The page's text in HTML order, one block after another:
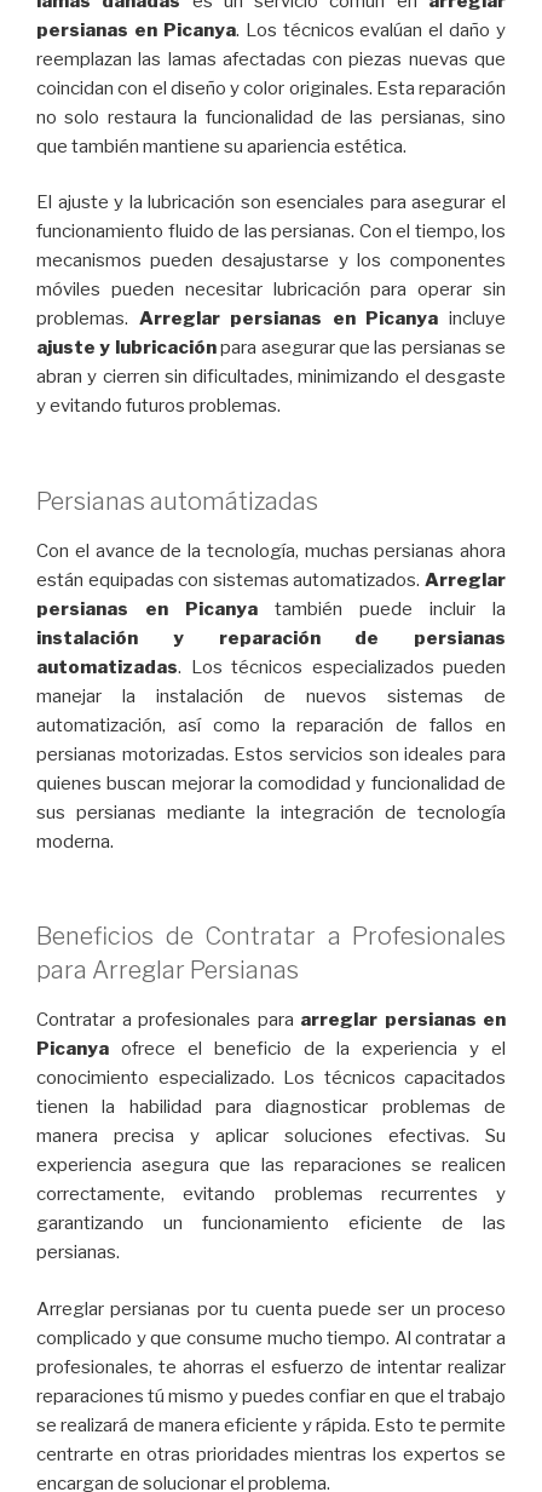
persianas en Picanya. Los técnicos evalúan el daño y
reemplazan las lamas afectadas con piezas nuevas que
coincidan con el diseño y color originales. Esta reparación
no solo restaura la funcionalidad de las persianas, sino
que también mantiene su apariencia estética.
El ajuste y la lubricación son esenciales para asegurar el
funcionamiento fluido de las persianas. Con el tiempo, los
mecanismos pueden desajustarse y los componentes
móviles pueden necesitar lubricación para operar sin
problemas. Arreglar persianas en Picanya incluye
ajuste y lubricaciónpara asegurar que las persianas se
abran y cierren sin dificultades, minimizando el desgaste
y evitando futuros problemas.
Persianas automátizadas
Con el avance de la tecnología, muchas persianas ahora
están equipadas con sistemas automatizados. Arreglar
persianas en Picanya también puede incluir la
instalación y reparación de persianas
automatizadas. Los técnicos especializados pueden
manejar la instalación de nuevos sistemas de
automatización, así como la reparación de fallos en
persianas motorizadas. Estos servicios son ideales para
quienes buscan mejorar la comodidad y funcionalidad de
sus persianas mediante la integración de tecnología
moderna.
Beneficios de Contratar a Profesionales
para Arreglar Persianas
Contratar a profesionales para arreglar persianas en
Picanya ofrece el beneficio de la experiencia y el
conocimiento especializado. Los técnicos capacitados
tienen la habilidad para diagnosticar problemas de
manera precisa y aplicar soluciones efectivas. Su
experiencia asegura que las reparaciones se realicen
correctamente, evitando problemas recurrentes y
garantizando un funcionamiento eficiente de las
persianas.
Arreglar persianas por tu cuenta puede ser un proceso
complicado y que consume mucho tiempo. Al contratar a
profesionales, te ahorras el esfuerzo de intentar realizar
reparaciones tú mismo y puedes confiar en que el trabajo
se realizará de manera eficiente y rápida. Esto te permite
centrarte en otras prioridades mientras los expertos se
encargan de solucionar el problema.